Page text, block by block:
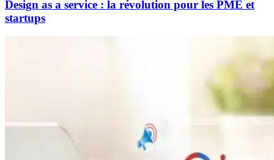
Design as a service : la révolution pour les PME et
startups